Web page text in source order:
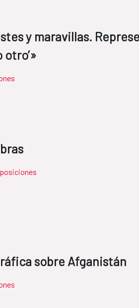
y maravillas.
otro’»
sobre Afganistán